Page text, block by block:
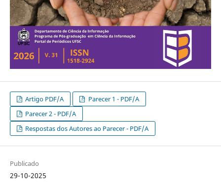
Artigo PDF/A
Parecer 1 - PDF/A
Parecer 2 - PDF/A
Respostas dos Autores ao Parecer - PDF/A
Publicado
29-10-2025